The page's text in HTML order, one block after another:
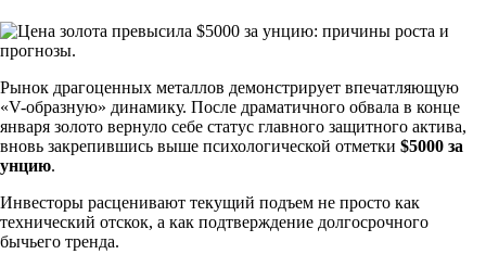
Рынок драгоценных металлов демонстрирует впечатляющую
«V-образную» динамику. После драматичного обвала в конце
января золото вернуло себе статус главного защитного актива,
вновь закрепившись выше психологической отметки $5000 за
унцию.
Инвесторы расценивают текущий подъем не просто как
технический отскок, а как подтверждение долгосрочного
бычьего тренда.